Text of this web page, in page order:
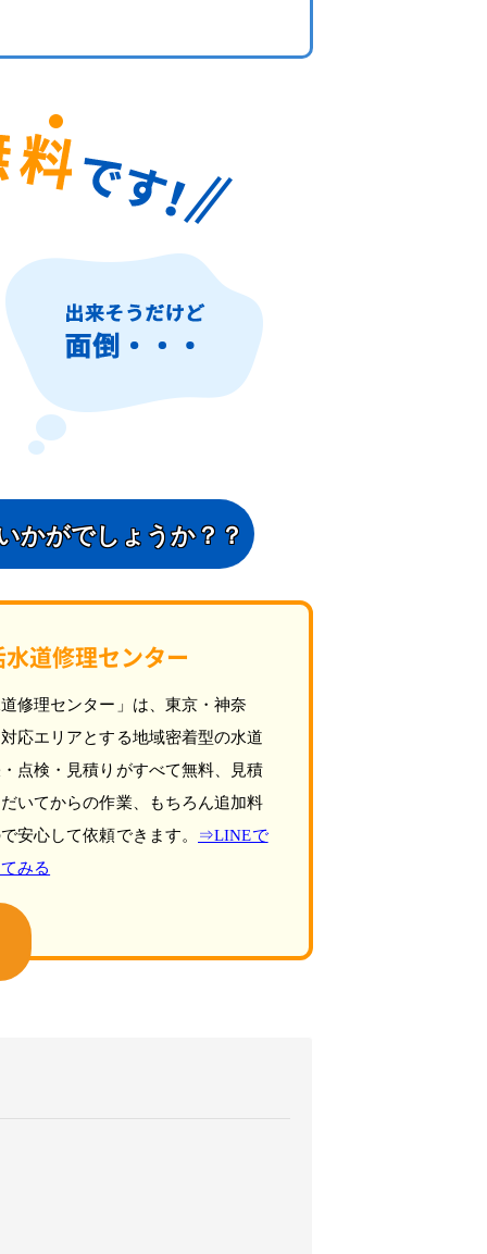
かがでしょうか？？
道修理センター
修理センター」は、東京・神奈
応エリアとする地域密着型の水道
点検・見積りがすべて無料、見積
いてからの作業、もちろん追加料
安心して依頼できます。
⇒LINEで
みる